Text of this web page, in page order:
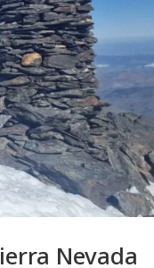
Nevada